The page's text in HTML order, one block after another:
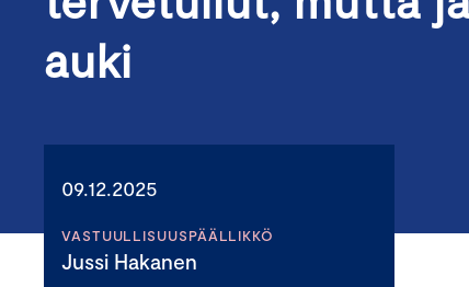
auki
09.12.2025
VASTUULLISUUSPÄÄLLIKKÖ
Jussi Hakanen